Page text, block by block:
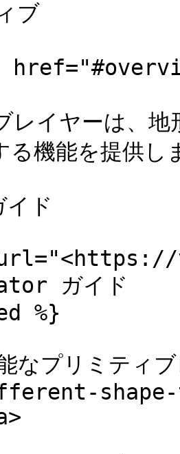
ブ
レイヤーは、
る機能を提供し
ド
url="<https://
ガイド
%}
なプリミティ